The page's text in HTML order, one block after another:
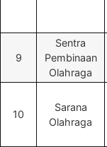
9
Sentra
Pembinaan
Olahraga
10
Sarana
Olahraga